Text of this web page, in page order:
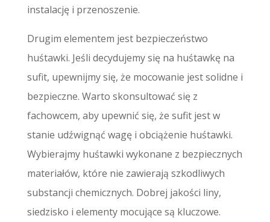
instalację i przenoszenie.
Drugim elementem jest bezpieczeństwo
huśtawki. Jeśli decydujemy się na huśtawkę na
sufit, upewnijmy się, że mocowanie jest solidne i
bezpieczne. Warto skonsultować się z
fachowcem, aby upewnić się, że sufit jest w
stanie udźwignąć wagę i obciążenie huśtawki.
Wybierajmy huśtawki wykonane z bezpiecznych
materiałów, które nie zawierają szkodliwych
substancji chemicznych. Dobrej jakości liny,
siedzisko i elementy mocujące są kluczowe.